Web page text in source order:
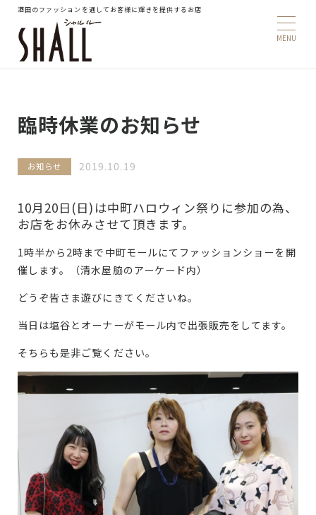
酒田のファッションを通してお客様に輝きを提供するお店
臨時休業のお知らせ
お知らせ 2019.10.19
10月20日(日)は中町ハロウィン祭りに参加の為、
お店をお休みさせて頂きます。
1時半から2時まで中町モールにてファッションショーを開
催します。（清水屋脇のアーケード内）
どうぞ皆さま遊びにきてくださいね。
当日は塩谷とオーナーがモール内で出張販売をしてます。
そちらも是非ご覧ください。